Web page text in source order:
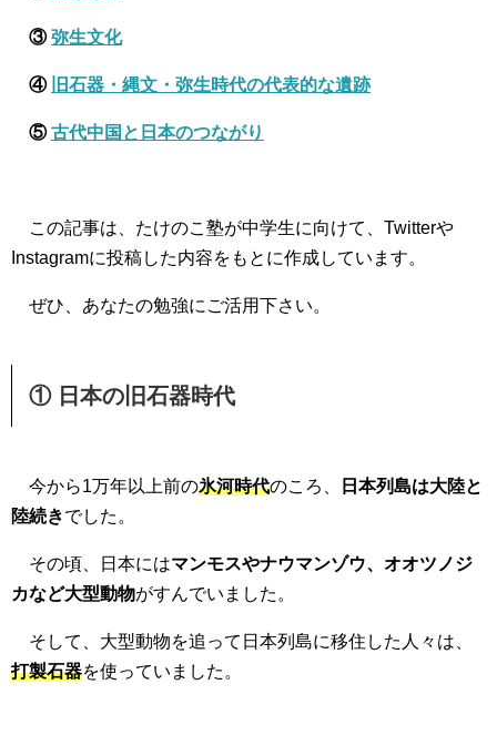
③弥生文化
④ 旧石器・縄文・弥生時代の代表的な遺跡
⑤古代中国と日本のつながり
この記事は、たけのこ塾が中学生に向けて、Twitterや
Instagramに投稿した内容をもとに作成しています。
ぜひ、あなたの勉強にご活用下さい。
① 日本の旧石器時代
今から1万年以上前の氷河時代のころ、
日本列島は大陸と
陸続きでした。
その頃、日本にはマンモスやナウマンゾウ、オオツノジ
カなど大型動物がすんでいました。
そして、大型動物を追って日本列島に移住した人々は、
打製石器を使っていました。